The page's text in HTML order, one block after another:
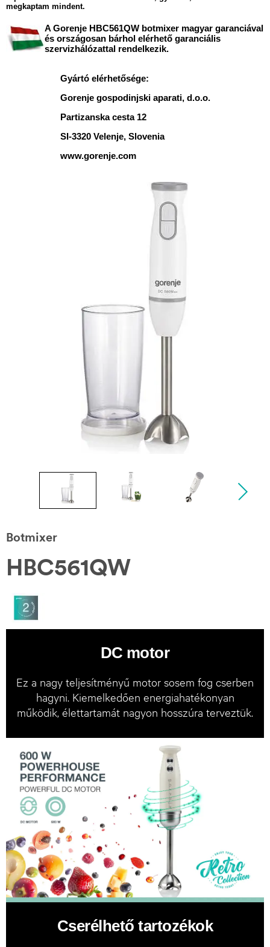
megkaptam mindent.
A Gorenje HBC561QW botmixer magyar garanciával
és országosan bárhol elérhető garanciális
szervizhálózattal rendelkezik.
Gyártó elérhetősége:
Gorenje gospodinjski aparati, d.o.o.
Partizanska cesta 12
SI-3320 Velenje, Slovenia
www.gorenje.com
Botmixer
HBC561QW
DC motor
Ez a nagy teljesítményű motor sosem fog cserben
hagyni. Kiemelkedően energiahatékonyan
működik, élettartamát nagyon hosszúra terveztük.
Cserélhető tartozékok